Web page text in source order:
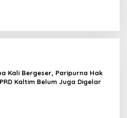
Kali Bergeser, Paripurna Hak
Kaltim Belum Juga Digelar